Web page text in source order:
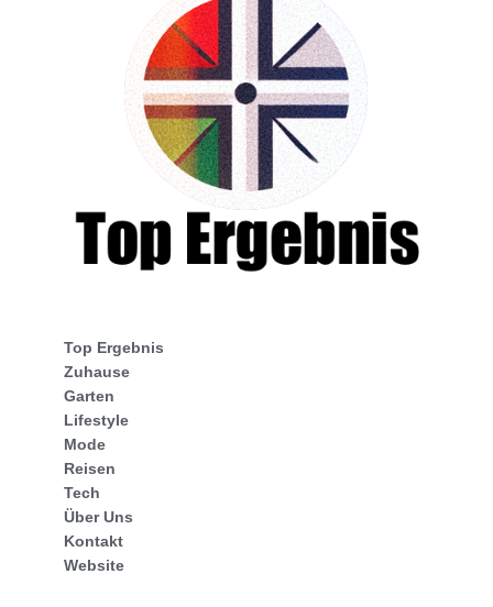
Top Ergebnis
Zuhause
Garten
Lifestyle
Mode
Reisen
Tech
Über Uns
Kontakt
Website